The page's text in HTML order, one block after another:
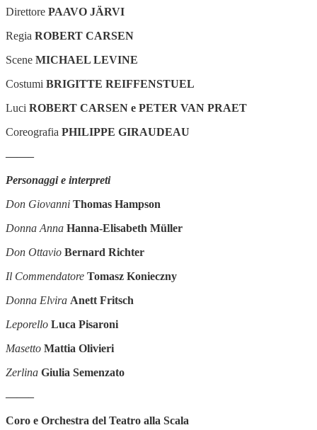
Direttore PAAVO JÄRVI
Regia ROBERT CARSEN
Scene MICHAEL LEVINE
Costumi BRIGITTE REIFFENSTUEL
Luci ROBERT CARSEN e PETER VAN PRAET
Coreografia PHILIPPE GIRAUDEAU
——–
Personaggi e interpreti
Don Giovanni Thomas Hampson
Donna Anna Hanna-Elisabeth Müller
Don Ottavio Bernard Richter
Il Commendatore Tomasz Konieczny
Donna Elvira Anett Fritsch
Leporello Luca Pisaroni
Masetto Mattia Olivieri
Zerlina Giulia Semenzato
——–
Coro e Orchestra del Teatro alla Scala